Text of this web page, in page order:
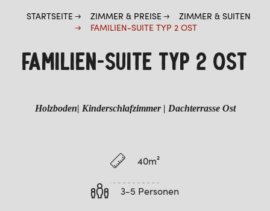
STARTSEITE ZIMMER & PREISE
ZIMMER & SUITEN
FAMILIEN-SUITE TYP 2 OST
FAMILIEN-SUITE TYP 2 OST
Holzboden| Kinderschlafzimmer | Dachterrasse Ost
40m²
3-5 Personen